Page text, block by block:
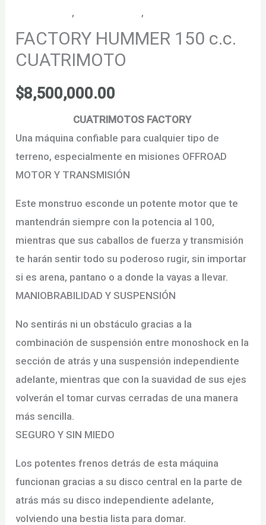
, ,
FACTORY HUMMER 150 c.c.
CUATRIMOTO
$8,500,000.00
CUATRIMOTOS FACTORY
Una máquina confiable para cualquier tipo de
terreno, especialmente en misiones OFFROAD
MOTOR Y TRANSMISIÓN
Este monstruo esconde un potente motor que te
mantendrán siempre con la potencia al 100,
mientras que sus caballos de fuerza y transmisión
te harán sentir todo su poderoso rugir, sin importar
si es arena, pantano o a donde la vayas a llevar.
MANIOBRABILIDAD Y SUSPENSIÓN
No sentirás ni un obstáculo gracias a la
combinación de suspensión entre monoshock en la
sección de atrás y una suspensión independiente
adelante, mientras que con la suavidad de sus ejes
volverán el tomar curvas cerradas de una manera
más sencilla.
SEGURO Y SIN MIEDO
Los potentes frenos detrás de esta máquina
funcionan gracias a su disco central en la parte de
atrás más su disco independiente adelante,
volviendo una bestia lista para domar.